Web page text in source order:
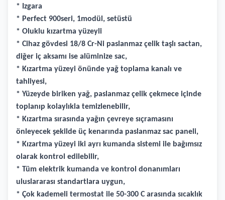
* Izgara
* Perfect 900seri, 1modül, setüstü
* Oluklu kızartma yüzeyli
* Cihaz gövdesi 18/8 Cr-Ni paslanmaz çelik taşlı sactan,
diğer iç aksamı ise alüminize sac,
* Kızartma yüzeyi önünde yağ toplama kanalı ve
tahliyesi,
* Yüzeyde biriken yağ, paslanmaz çelik çekmece içinde
toplanıp kolaylıkla temizlenebilir,
* Kızartma sırasında yağın çevreye sıçramasını
önleyecek şekilde üç kenarında paslanmaz sac paneli,
* Kızartma yüzeyi iki ayrı kumanda sistemi ile bağımsız
olarak kontrol edilebilir,
* Tüm elektrik kumanda ve kontrol donanımları
uluslararası standartlara uygun,
* Çok kademeli termostat ile 50-300 C arasında sıcaklık